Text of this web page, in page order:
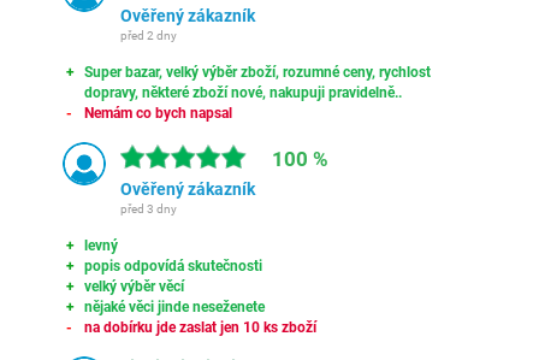
Ověřený zákazník
před 2 dny
Super bazar, velký výběr zboží, rozumné ceny, rychlost
dopravy, některé zboží nové, nakupuji pravidelně..
Nemám co bych napsal
100 %
Ověřený zákazník
před 3 dny
levný
popis odpovídá skutečnosti
velký výběr věcí
nějaké věci jinde neseženete
na dobírku jde zaslat jen 10 ks zboží